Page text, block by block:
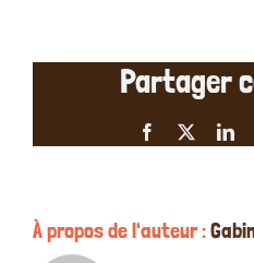
Partager
Facebook
À propos de l'auteur :